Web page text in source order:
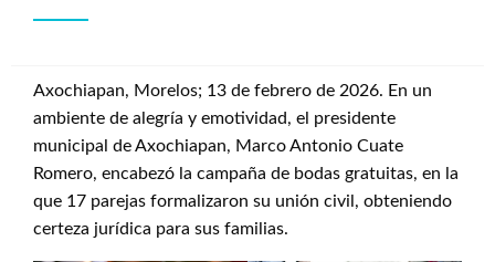
Axochiapan, Morelos; 13 de febrero de 2026. En un
ambiente de alegría y emotividad, el presidente
municipal de Axochiapan, Marco Antonio Cuate
Romero, encabezó la campaña de bodas gratuitas, en la
que 17 parejas formalizaron su unión civil, obteniendo
certeza jurídica para sus familias.